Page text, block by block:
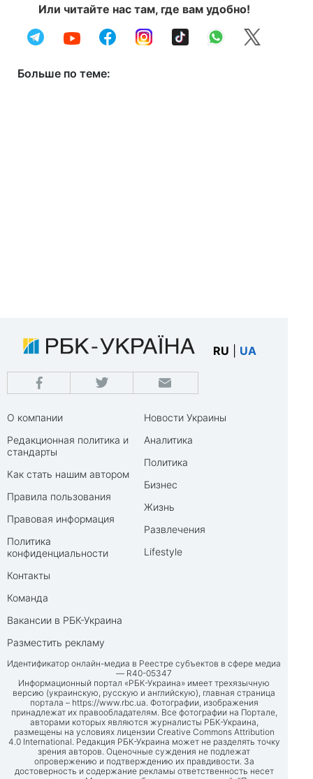
Или читайте нас там, где вам удобно!
Больше по теме:
RU UA
О компании
Редакционная политика и
стандарты
Как стать нашим автором
Правила пользования
Правовая информация
Политика
конфиденциальности
Контакты
Команда
Вакансии в РБК-Украина
Разместить рекламу
Новости Украины
Аналитика
Политика
Бизнес
Жизнь
Развлечения
Lifestyle
Идентификатор онлайн-медиа в Реестре субъектов в сфере медиа
— R40-05347
Информационный портал «РБК-Украина» имеет трехязычную
версию (украинскую, русскую и английскую), главная страница
портала – https://www.rbc.ua. Фотографии, изображения
принадлежат их правообладателям. Все фотографии на Портале,
авторами которых являются журналисты РБК-Украина,
размещены на условиях лицензии Creative Commons Attribution
4.0 International. Редакция РБК-Украина может не разделять точку
зрения авторов. Оценочные суждения не подлежат
опровержению и подтверждению их правдивости. За
достоверность и содержание рекламы ответственность несет